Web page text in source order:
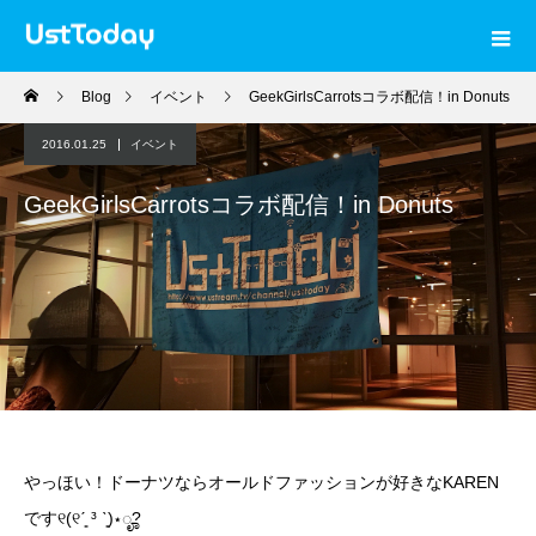
Blog イベント GeekGirlsCarrotsコラボ配信！in Donuts
2016.01.25 イベント
GeekGirlsCarrotsコラボ配信！in Donuts
やっほい！ドーナツならオールドファッションが好きなKAREN
です୧(୧ˊ͈ ³ ˋ͈)⋆ೄ?